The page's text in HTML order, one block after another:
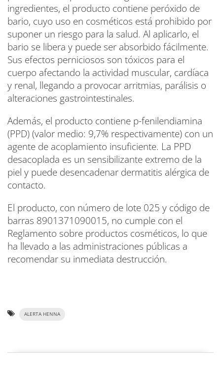
ingredientes, el producto contiene peróxido de
bario, cuyo uso en cosméticos está prohibido por
suponer un riesgo para la salud. Al aplicarlo, el
bario se libera y puede ser absorbido fácilmente.
Sus efectos perniciosos son tóxicos para el
cuerpo afectando la actividad muscular, cardíaca
y renal, llegando a provocar arritmias, parálisis o
alteraciones gastrointestinales.
Además, el producto contiene p-fenilendiamina
(PPD) (valor medio: 9,7% respectivamente) con un
agente de acoplamiento insuficiente. La PPD
desacoplada es un sensibilizante extremo de la
piel y puede desencadenar dermatitis alérgica de
contacto.
El producto, con número de lote 025 y código de
barras 8901371090015, no cumple con el
Reglamento sobre productos cosméticos, lo que
ha llevado a las administraciones públicas a
recomendar su inmediata destrucción.
ALERTA HENNA